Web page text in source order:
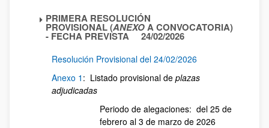
PRIMERA RESOLUCIÓN
PROVISIONAL (ANEXOA CONVOCATORIA)
- FECHA PREVISTA 24/02/2026
Resolución Provisional del 24/02/2026
Anexo 1 : Listado provisional de plazas
adjudicadas
Periodo de alegaciones: del 25 de
febrero al 3 de marzo de 2026